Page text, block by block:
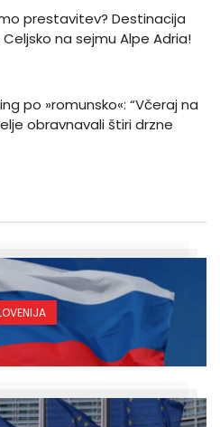
prestavitev? Destinacija
na sejmu Alpe Adria!
po »romunsko«: “Včeraj na
obravnavali štiri drzne